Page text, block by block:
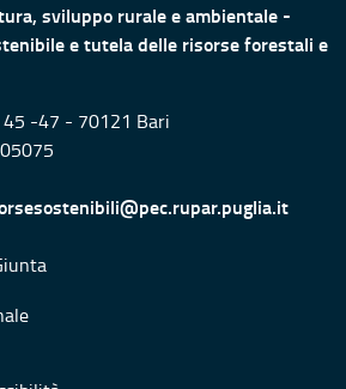
sviluppo rurale e ambientale -
e tutela delle risorse forestali e
45 -47 - 70121 Bari